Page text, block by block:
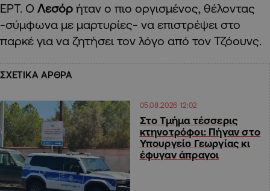
ΕΡΤ. Ο Λεσόρ ήταν ο πιο οργισμένος, θέλοντας
-σύμφωνα με μαρτυρίες- να επιστρέψει στο
παρκέ για να ζητήσει τον λόγο από τον Τζόουνς.
ΣΧΕΤΙΚΑ ΑΡΘΡΑ
05.08.2026 12:02
Στο Τμήμα τέσσερις
κτηνοτρόφοι: Πήγαν στο
Υπουργείο Γεωργίας κι
έφυγαν άπραγοι